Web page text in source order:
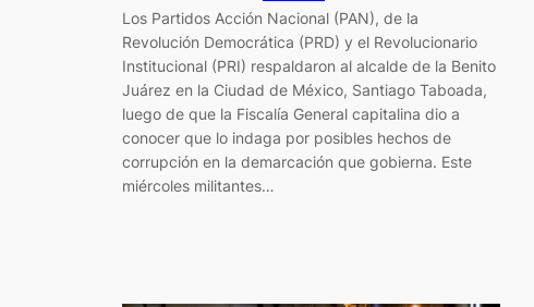
Los Partidos Acción Nacional (PAN), de la
Revolución Democrática (PRD) y el Revolucionario
Institucional (PRI) respaldaron al alcalde de la Benito
Juárez en la Ciudad de México, Santiago Taboada,
luego de que la Fiscalía General capitalina dio a
conocer que lo indaga por posibles hechos de
corrupción en la demarcación que gobierna. Este
miércoles militantes…